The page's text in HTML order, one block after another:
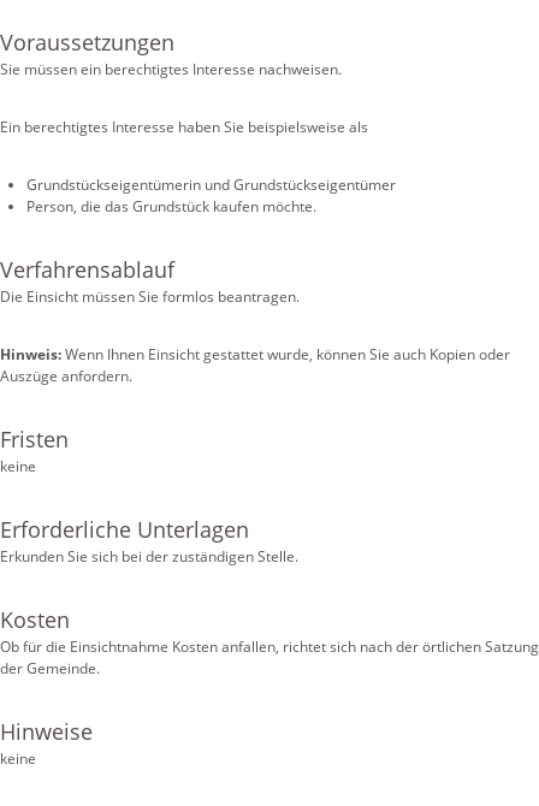
Voraussetzungen
Sie müssen ein berechtigtes Interesse nachweisen.
Ein berechtigtes Interesse haben Sie beispielsweise als
Grundstückseigentümerin und Grundstückseigentümer
Person, die das Grundstück kaufen möchte.
Verfahrensablauf
Die Einsicht müssen Sie formlos beantragen.
Hinweis:Wenn Ihnen Einsicht gestattet wurde, können Sie auch Kopien oder
Auszüge anfordern.
Fristen
keine
Erforderliche Unterlagen
Erkunden Sie sich bei der zuständigen Stelle.
Kosten
Ob für die Einsichtnahme Kosten anfallen, richtet sich nach der örtlichen Satzung
der Gemeinde.
Hinweise
keine